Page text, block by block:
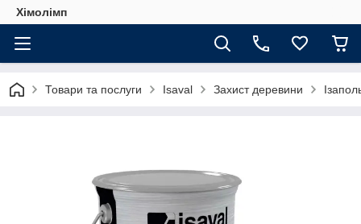
Хімолімп
Товари та послуги Isaval Захист деревини